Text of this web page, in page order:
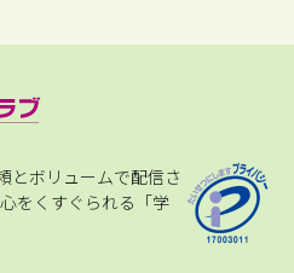
とボリュームで配信さ
をくすぐられる「学